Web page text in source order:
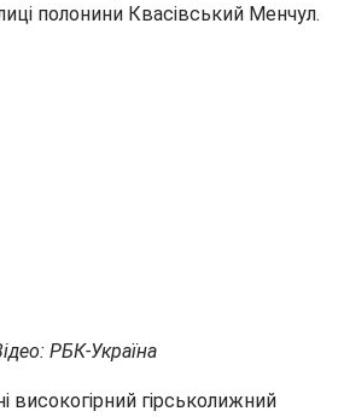
полонини Квасівський Менчул.
РБК-Україна
високогірний гірськолижний